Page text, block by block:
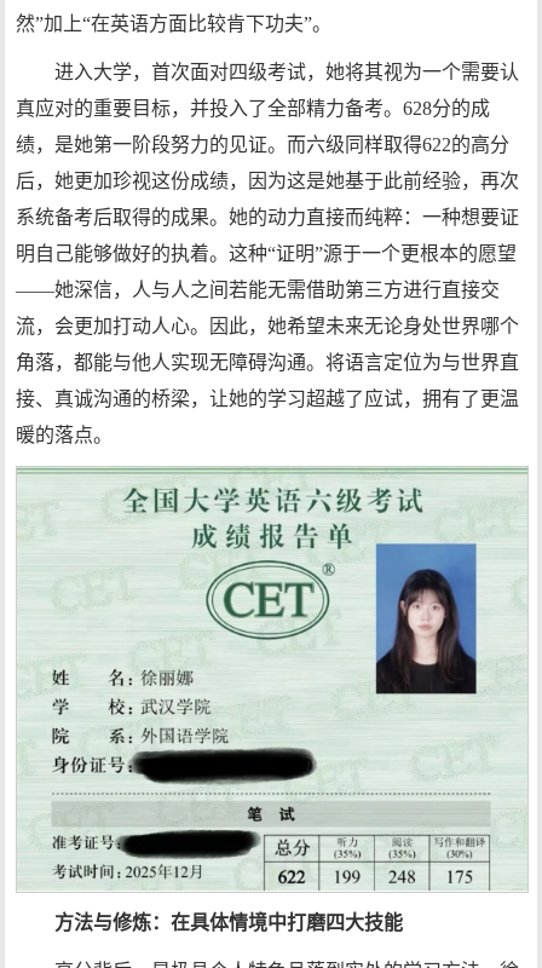
然”加上“在英语方面比较肯下功夫”。
进入大学，首次面对四级考试，她将其视为一个需要认
真应对的重要目标，并投入了全部精力备考。628分的成
绩，是她第一阶段努力的见证。而六级同样取得622的高分
后，她更加珍视这份成绩，因为这是她基于此前经验，再次
系统备考后取得的成果。她的动力直接而纯粹：一种想要证
明自己能够做好的执着。这种“证明”源于一个更根本的愿望
——她深信，人与人之间若能无需借助第三方进行直接交
流，会更加打动人心。因此，她希望未来无论身处世界哪个
角落，都能与他人实现无障碍沟通。将语言定位为与世界直
接、真诚沟通的桥梁，让她的学习超越了应试，拥有了更温
暖的落点。
方法与修炼：在具体情境中打磨四大技能